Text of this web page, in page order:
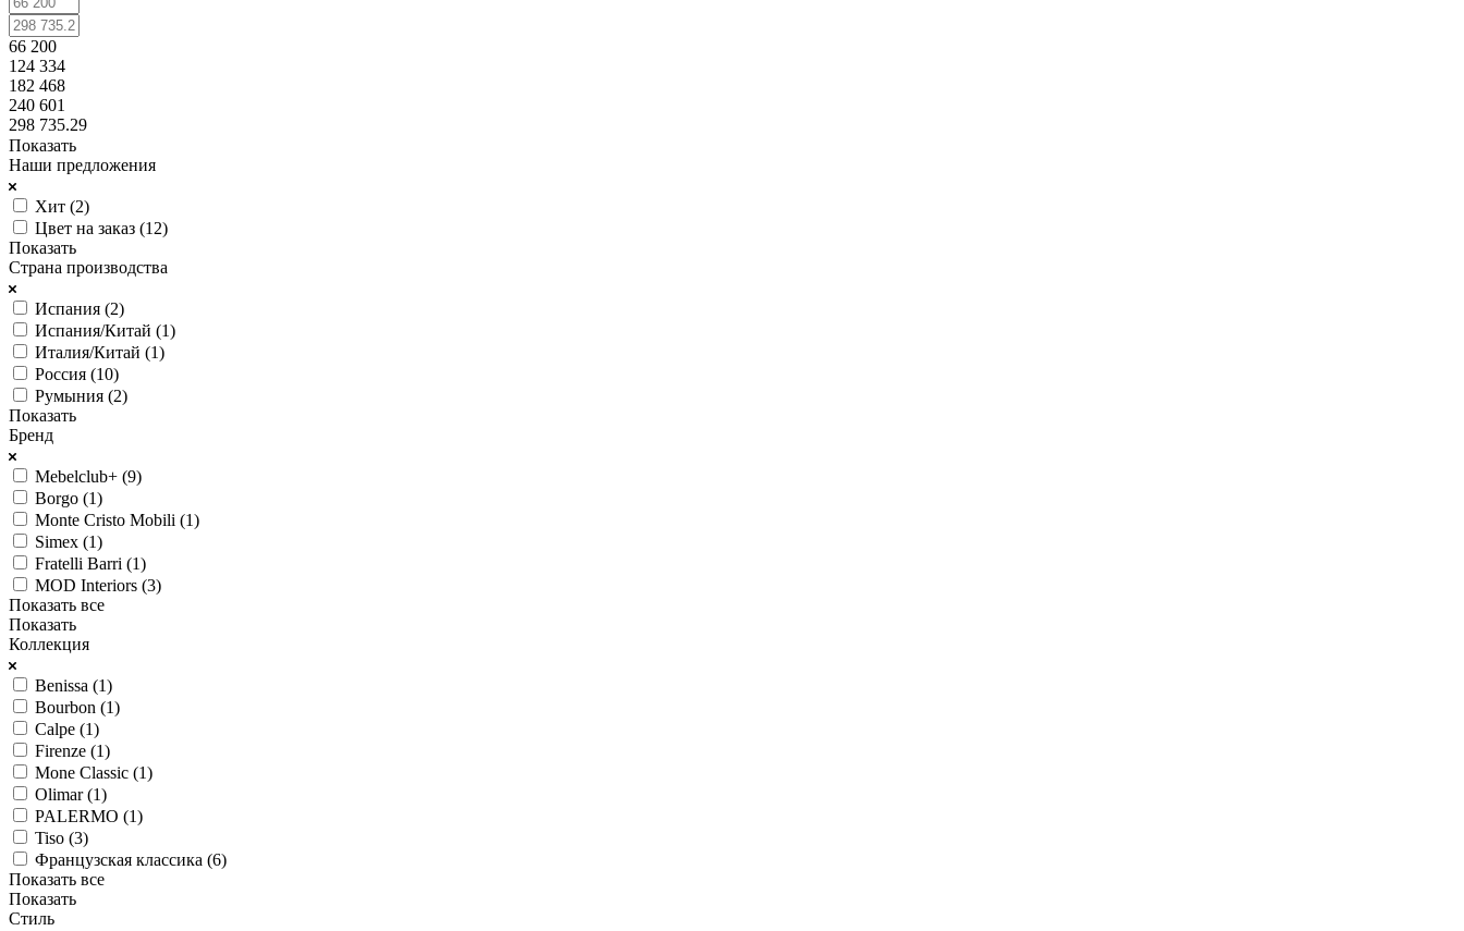
66 200
124 334
182 468
240 601
298 735.29
Показать
Наши предложения
Хит (2)
Цвет на заказ (12)
Показать
Страна производства
Испания (2)
Испания/Китай (1)
Италия/Китай (1)
Россия (10)
Румыния (2)
Показать
Бренд
Mebelclub+ (9)
Borgo (1)
Monte Cristo Mobili (1)
Simex (1)
Fratelli Barri (1)
MOD Interiors (3)
Показать все
Показать
Коллекция
Benissa (1)
Bourbon (1)
Calpe (1)
Firenze (1)
Mone Classic (1)
Olimar (1)
PALERMO (1)
Tiso (3)
Французская классика (6)
Показать все
Показать
Стиль